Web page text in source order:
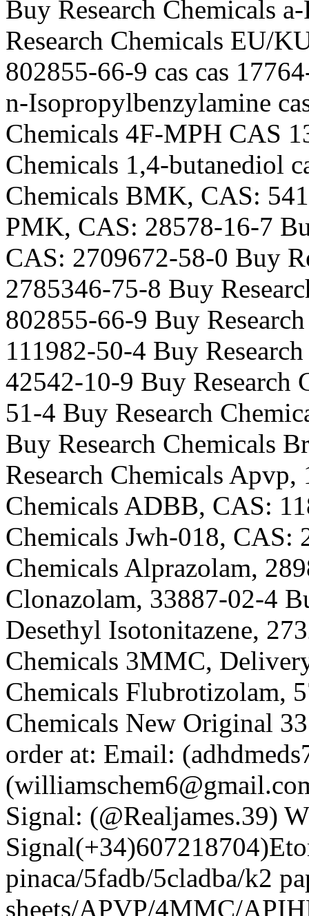
Buy Research Chemicals
Research Chemicals EU/
802855-66-9 cas cas
n-Isopropylbenzylamine
Chemicals 4F-MPH CAS
Chemicals 1,4-butanediol
Chemicals BMK, CAS:
PMK, CAS: 28578-16-7
CAS: 2709672-58-0 Buy
2785346-75-8 Buy
802855-66-9 Buy
111982-50-4 Buy
42542-10-9 Buy Research
51-4 Buy Research
Buy Research Chemicals
Research Chemicals
Chemicals ADBB, CAS:
Chemicals Jwh-018, CAS:
Chemicals Alprazolam,
Clonazolam, 33887-02-4
Desethyl Isotonitazene,
Chemicals 3MMC,
Chemicals Flubrotizolam,
Chemicals New Original
order at: Email:
Signal: (@Realjames.39)
pinaca/5fadb/5cladba/k2
sheets/APVP/4MMC/